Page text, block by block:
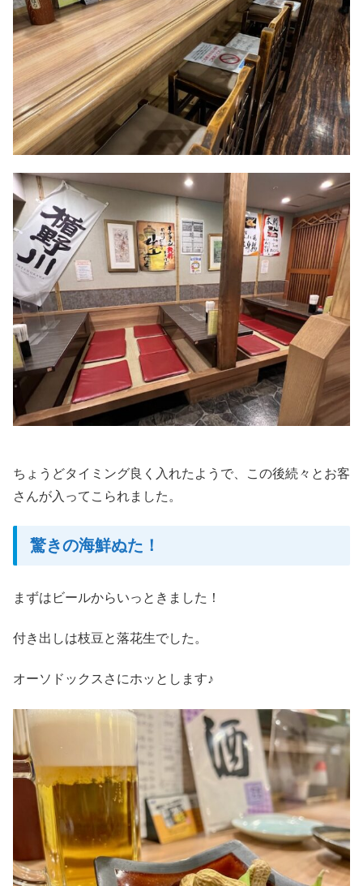
ちょうどタイミング良く入れたようで、この後続々とお客
さんが入ってこられました。
驚きの海鮮ぬた！
まずはビールからいっときました！
付き出しは枝豆と落花生でした。
オーソドックスさにホッとします♪